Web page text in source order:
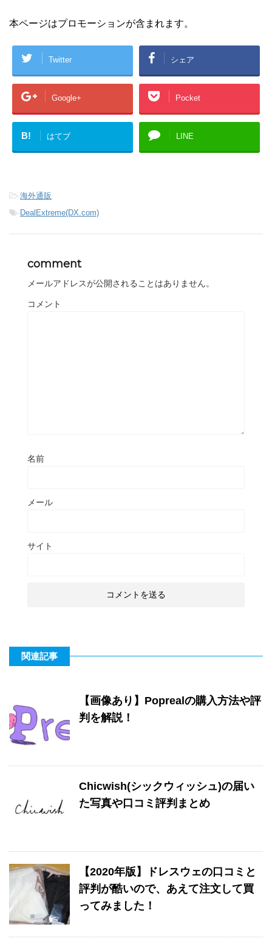
本ページはプロモーションが含まれます。
Twitter シェア
Google+ Pocket
B! はてブ LINE
-海外通販
-DealExtreme(DX.com)
comment
メールアドレスが公開されることはありません。
コメント
名前
メール
サイト
関連記事
【画像あり】Poprealの購入方法や評
判を解説！
Chicwish(シックウィッシュ)の届い
た写真や口コミ評判まとめ
【2020年版】ドレスウェの口コミと
評判が酷いので、あえて注文して買
ってみました！